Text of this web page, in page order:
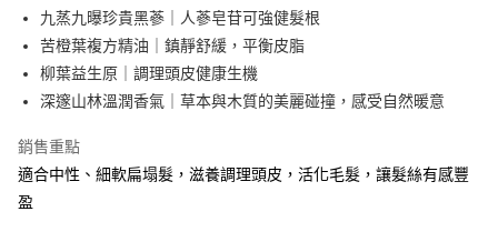
悠遊付
全盈+PAY
大哥付你分期
相關說明
1.本服務由台灣大哥大提供，台灣大哥大用戶可立即使用無須另外申請。
2.付款方式選擇「大哥付你分期」，訂單成立後會自動跳轉到大哥付的交易
AFTEE先享後付
相關說明
九蒸九曝珍貴黑蔘｜人蔘皂苷可強健髮根
苦橙葉複方精油｜鎮靜舒緩，平衡皮脂
柳葉益生原｜調理頭皮健康生機
深邃山林溫潤香氣｜草本與木質的美麗碰撞，感受自然暖意
銷售重點
適合中性、細軟扁塌髮，滋養調理頭皮，活化毛髮，讓髮絲有感豐
盈